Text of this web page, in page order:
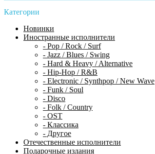
Категории
Новинки
Иностранные исполнители
- Pop / Rock / Surf
- Jazz / Blues / Swing
- Hard & Heavy / Alternative
- Hip-Hop / R&B
- Electronic / Synthpop / New Wave
- Funk / Soul
- Disco
- Folk / Country
- OST
- Классика
- Другое
Отечественные исполнители
Подарочные издания